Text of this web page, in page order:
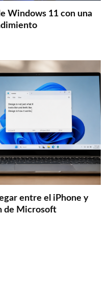
Windows 11 con una
entre el iPhone y
de Microsoft